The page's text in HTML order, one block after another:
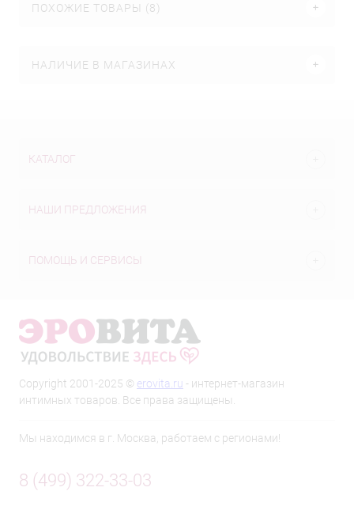
ПОХОЖИЕ ТОВАРЫ (8)
НАЛИЧИЕ В МАГАЗИНАХ
КАТАЛОГ
НАШИ ПРЕДЛОЖЕНИЯ
ПОМОЩЬ И СЕРВИСЫ
Copyright 2001-2025 © erovita.ru - интернет-магазин
интимных товаров. Все права защищены.
Мы находимся в г. Москва, работаем с регионами!
8 (499) 322-33-03